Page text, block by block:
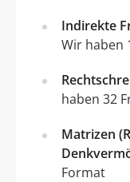
Indirekte
Wir haben
haben 32
Matrizen
Format